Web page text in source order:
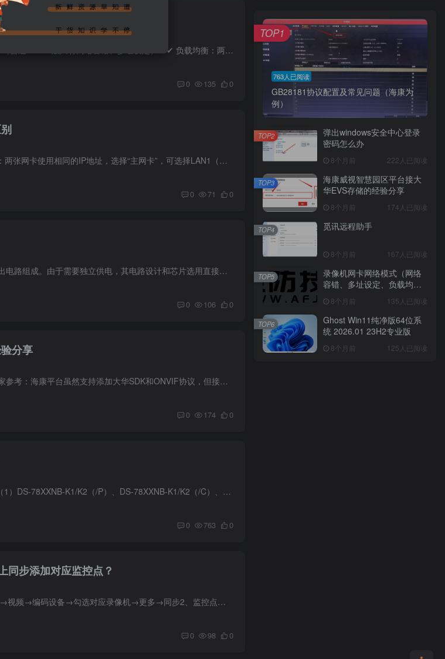
负载均衡）是什么？
通常大路数96000系列的NVR工作模式（有3种）可选择（普通NVR一般只有网络容错、多址设定）：✔ 负载均衡：两张网卡使用相同的ip地址，系统总的带宽将由两个网口平均负担，使系统具有两个千兆网...
0 135 0
“双网口”录像机一般有“2种”网络工作模式：√ 网络容错：两张网卡使用相同的IP地址，选择“主网卡”，可选择LAN1（通常是下面网口）或LAN2（通常是上面网口）为主网卡，当一块网卡的网络出现...
0 71 0
有线拾音器主要用于采集音频，由麦克风音头与放大输出电路组成。由于需要独立供电，其电路设计和芯片选用直接影响音质表现。示图：网络摄像机音频接线方式分类类别1：3.5mm音频头接口类别2：绿...
0 106 0
分享
这是在刚先生的群中分享的技术方案，现整理发布供大家参考：海康平台虽然支持添加大华SDK和ONVIF协议，但接入EVS设备时这两种方式均无法生效，仅能通过GB28181协议实现对接。以下是具体配置步骤...
0 174 0
一、是否支持 GB28181？1. 后端录像机产品（NVR）（1）DS-78XXNB-K1/K2（/P）、DS-78XXNB-K1/K2（/C）、DS-88xxNB-K8 系列、DS-79xxNB-K4（/P）系列：3.0 版本：V3.4.104 及之后版本支持 GB2818...
0 763 0
同步添加对应监控点？
操作方法：1、ISC平台网页界面→系统管理→设备管理→视频→编码设备→勾选对应录像机→更多→同步2、监控点→添加→展开对应录像机→勾选对应通道→移动到右侧“已添加的监控点”区域→保存延...
0 98 0
763人已阅读
GB28181协议配置及常见问题（海康为
例）
TOP1
弹出windows安全中心登录
密码怎么办
8个月前 222人已阅读
TOP2
海康威视智慧园区平台接大
华EVS存储的经验分享
8个月前 174人已阅读
TOP3
觅讯远程助手
8个月前 167人已阅读
TOP4
录像机网卡网络模式（网络
容错、多址设定、负载均
8个月前 135人已阅读
TOP5
Ghost Win11纯净版64位系
统 2026.01 23H2专业版
8个月前 125人已阅读
TOP6